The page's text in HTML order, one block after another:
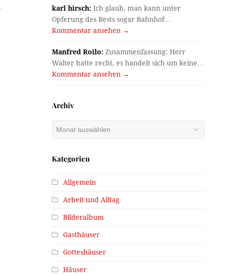
karl hirsch: Ich glaub, man kann unter
Opferung des Rests sogar Bahnhof…
Kommentar ansehen →
Manfred Roilo: Zusammenfassung: Herr
Walter hatte recht, es handelt sich um keine…
Kommentar ansehen →
Archiv
Kategorien
Allgemein
Arbeit und Alltag
Bilderalbum
Gasthäuser
Gotteshäuser
Häuser